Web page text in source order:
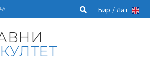
Ћир /Лат